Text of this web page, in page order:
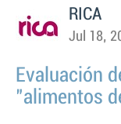
RICA
Jul 18,
Evaluación
"alimentos